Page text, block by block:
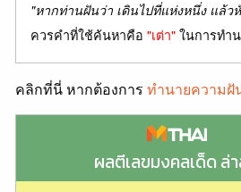
"หากท่านฝันว่า เดินไปที่แห่งหนึ่ง แล้ว
ควรคำที่ใช้ค้นหาคือ "เต่า"ในการทำ
คลิกที่นี่ หากต้องการ ทำนายความฝั
ผลตีเลขมงคลเด็ด ล่